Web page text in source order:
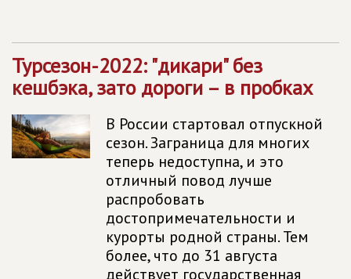
Турсезон-2022: "дикари" без
кешбэка, зато дороги – в пробках
В России стартовал отпускной
сезон. Заграница для многих
теперь недоступна, и это
отличный повод лучше
распробовать
достопримечательности и
курорты родной страны. Тем
более, что до 31 августа
действует государственная